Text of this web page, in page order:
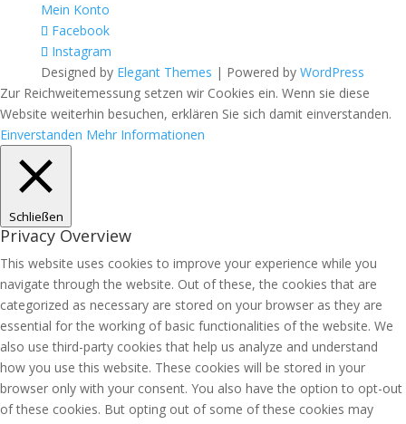
Mein Konto
Facebook
Instagram
Designed by Elegant Themes | Powered by WordPress
Zur Reichweitemessung setzen wir Cookies ein. Wenn sie diese
Website weiterhin besuchen, erklären Sie sich damit einverstanden.
Einverstanden Mehr Informationen
Schließen
Privacy Overview
This website uses cookies to improve your experience while you
navigate through the website. Out of these, the cookies that are
categorized as necessary are stored on your browser as they are
essential for the working of basic functionalities of the website. We
also use third-party cookies that help us analyze and understand
how you use this website. These cookies will be stored in your
browser only with your consent. You also have the option to opt-out
of these cookies. But opting out of some of these cookies may